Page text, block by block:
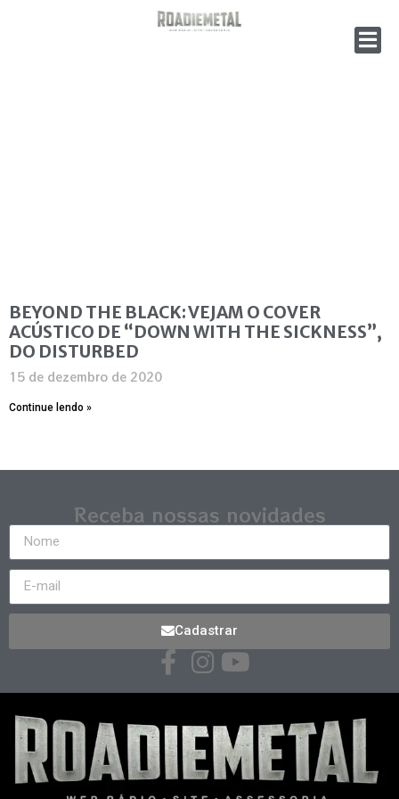
BEYOND THE BLACK: VEJAM O COVER
ACÚSTICO DE “DOWN WITH THE SICKNESS”,
DO DISTURBED
15 de dezembro de 2020
Continue lendo »
Receba nossas novidades
Cadastrar